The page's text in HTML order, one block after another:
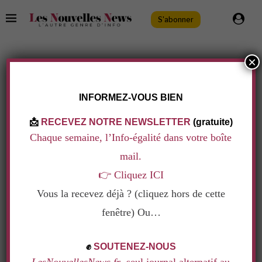
S'abonner
INFORMEZ-VOUS BIEN
📩 RECEVEZ NOTRE NEWSLETTER (gratuite)
Chaque semaine, l’Info-égalité dans votre boîte
mail.
👉 Cliquez ICI
Vous la recevez déjà ? (cliquez hors de cette
fenêtre) Ou…
✊ SOUTENEZ-NOUS
×